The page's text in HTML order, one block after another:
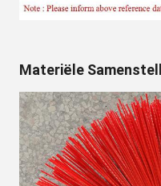
Materiële